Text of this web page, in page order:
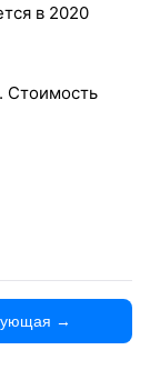
в 2020
Стоимость
→